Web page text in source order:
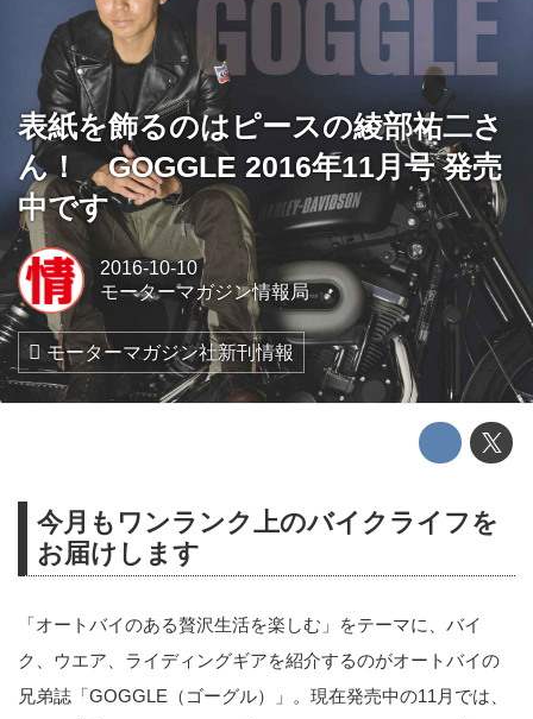
表紙を飾るのはピースの綾部祐二さ
ん！ GOGGLE 2016年11月号 発売
中です
2016-10-10
モーターマガジン情報局
モーターマガジン社新刊情報
今月もワンランク上のバイクライフを
お届けします
「オートバイのある贅沢生活を楽しむ」をテーマに、バイ
ク、ウエア、ライディングギアを紹介するのがオートバイの
兄弟誌「GOGGLE（ゴーグル）」。現在発売中の11月では、